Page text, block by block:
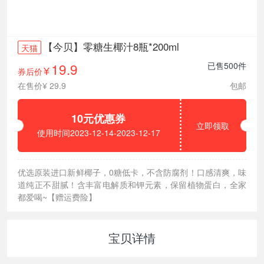
天猫 【今贝】零糖生椰汁8瓶*200ml
券后价¥ 19.9
已售500件
在售价¥ 29.9
包邮
10元优惠券
使用时间2023-12-14-2023-12-17
立即领取
优选原装进口新鲜椰子，0糖低卡，不含防腐剂！口感清爽，味
道纯正不甜腻！含丰富电解质和钾元素，保留植物蛋白，全家
都爱喝~【赠运费险】
宝贝详情